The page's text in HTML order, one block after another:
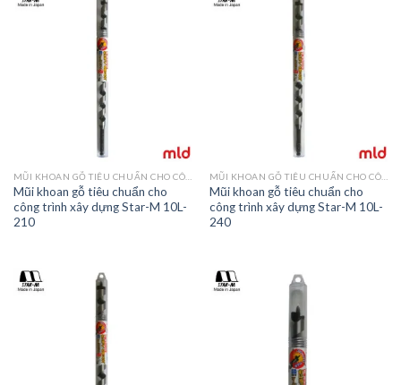
Mũi khoan gỗ tiêu chuẩn cho
công trình xây dựng Star-M 10L-
210
Mũi khoan gỗ tiêu chuẩn cho
công trình xây dựng Star-M 10L-
240